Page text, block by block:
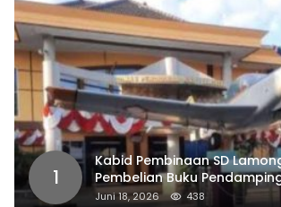
1
Kabid Pembinaan SD
Pembelian Buku
Dipaksakan
Juni 18, 2026 438